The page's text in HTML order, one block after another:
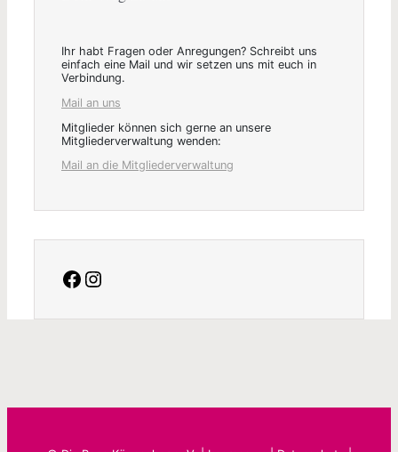
Ihr habt Fragen oder Anregungen? Schreibt uns
einfach eine Mail und wir setzen uns mit euch in
Verbindung.
Mail an uns
Mitglieder können sich gerne an unsere
Mitgliederverwaltung wenden:
Mail an die Mitgliederverwaltung
facebookInstagram